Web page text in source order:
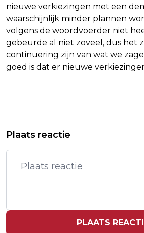
nieuwe verkiezingen met een
waarschijnlijk minder plannen
volgens de woordvoerder niet
gebeurde al niet zoveel, dus het
continuering zijn van wat we
goed is dat er nieuwe
HUURBEVRIEZING NIET
MILIEUCLUBS VREZEN
VERTRAGING VAN
KLIMAATBELEID
Plaats reactie
PLAATS